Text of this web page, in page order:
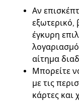
επιλέξετε
ημερομηνία.
Πατήστε
πλήκτρο
escape
Αν
εξωτερικό,
έγκυρη
αίτημα
Μπορείτε
με τις
κάρτες και